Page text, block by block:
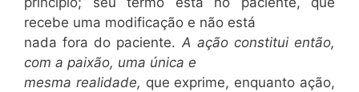
recebe uma modificação e não está
nada fora do paciente. A ação constitui então,
com a paixão, uma única e
mesma realidade, que exprime, enquanto ação,